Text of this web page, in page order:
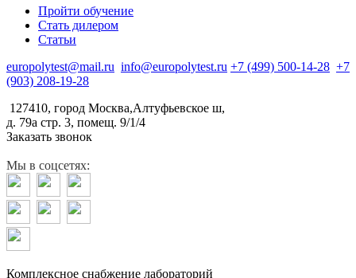
Пройти обучение
Стать дилером
Статьи
europolytest@mail.ru info@europolytest.ru +7 (499) 500-14-28 +7
(903) 208-19-28
127410, город Москва,Алтуфьевское ш,
д. 79а стр. 3, помещ. 9/1/4
Заказать звонок
Мы в соцсетях:
Комплексное снабжение лабораторий